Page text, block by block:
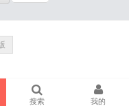
搜索 我的